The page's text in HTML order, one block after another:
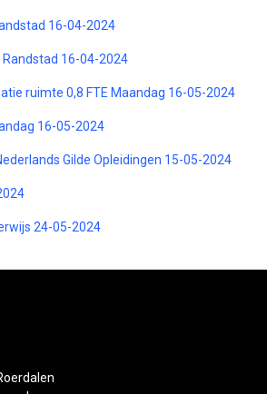
16-04-2024
16-04-2024
ruimte 0,8 FTE Maandag 16-05-2024
16-05-2024
Gilde Opleidingen 15-05-2024
24-05-2024